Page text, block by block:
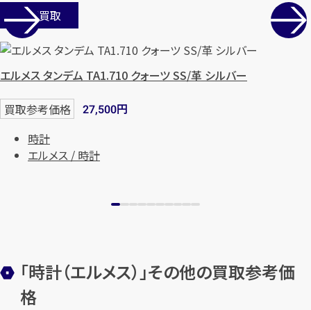
店舗買取
エルメス タンデム TA1.710 クォーツ SS/革 シルバー
買取参考価格 27,500円
時計
エルメス / 時計
「時計（エルメス）」その他の買取参考価
格